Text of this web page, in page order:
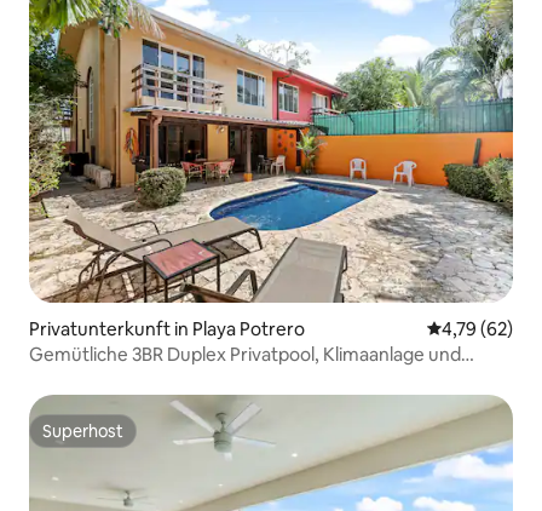
Privatunterkunft in Playa Potrero
4,79 (62)
Gemütliche 3BR Duplex Privatpool, Klimaanlage und
Superhost
Superhost